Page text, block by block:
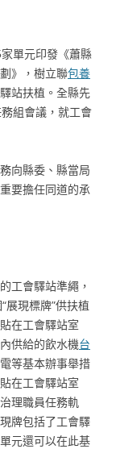
單元印發《蕭縣
》，樹立聯包養
站扶植。全縣先
組會議，就工會
向縣委、縣當局
要擔任同道的承
工會驛站準繩，
現標牌”供扶植
在工會驛站室
供給的飲水機台
等基本辦事舉措
在工會驛站室
理職員任務軌
牌包括了工會驛
元還可以在此基